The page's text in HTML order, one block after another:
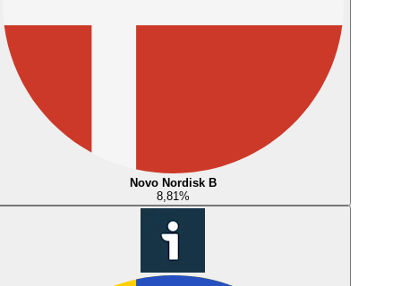
Novo Nordisk B
8,81%